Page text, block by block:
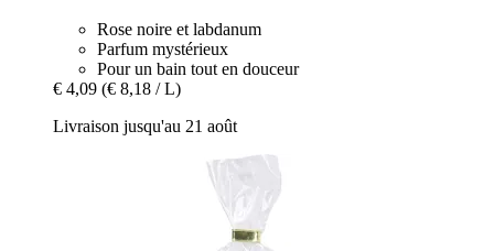
Rose noire et labdanum
Parfum mystérieux
Pour un bain tout en douceur
€ 4,09 (€ 8,18 / L)
Livraison jusqu'au 21 août